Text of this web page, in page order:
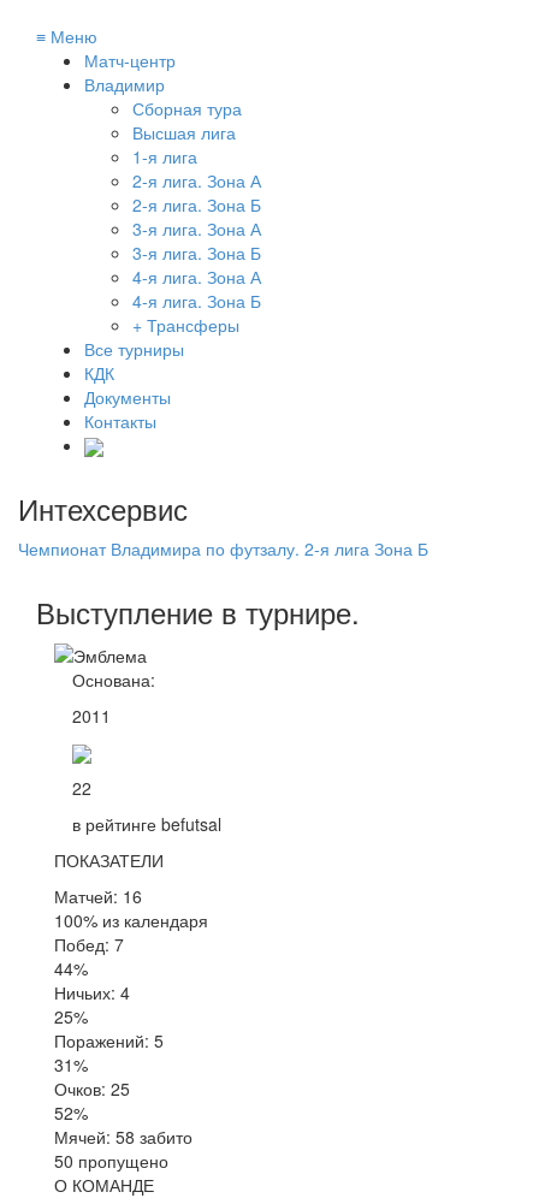
≡ Меню
Матч-центр
Владимир
Сборная тура
Высшая лига
1-я лига
2-я лига. Зона А
2-я лига. Зона Б
3-я лига. Зона А
3-я лига. Зона Б
4-я лига. Зона А
4-я лига. Зона Б
+ Трансферы
Все турниры
КДК
Документы
Контакты
Интехсервис
Чемпионат Владимира по футзалу. 2-я лига Зона Б
Выступление в турнире.
Основана:
2011
22
в рейтинге befutsal
ПОКАЗАТЕЛИ
Матчей: 16
100% из календаря
Побед: 7
44%
Ничьих: 4
25%
Поражений: 5
31%
Очков: 25
52%
Мячей: 58 забито
50 пропущено
О КОМАНДЕ